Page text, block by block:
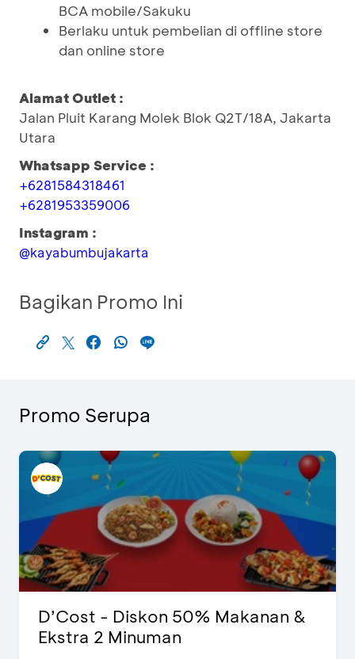
BCA mobile/Sakuku
Berlaku untuk pembelian di offline store
dan online store
Alamat Outlet :
Jalan Pluit Karang Molek Blok Q2T/18A, Jakarta
Utara
Whatsapp Service :
+6281584318461
+6281953359006
Instagram :
@kayabumbujakarta
Bagikan Promo Ini
Promo Serupa
D’Cost - Diskon 50% Makanan &
Ekstra 2 Minuman